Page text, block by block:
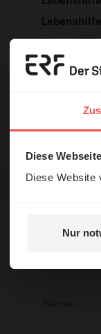
Diese
Diese Website
Nur
ERF
Ihr